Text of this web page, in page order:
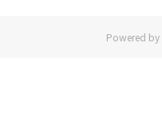
Powered by